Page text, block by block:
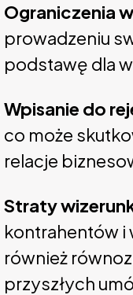
Ograniczenia
prowadzeniu
podstawę dla
Wpisanie do
co może
relacje
Straty
kontrahentów i
również
przyszłych